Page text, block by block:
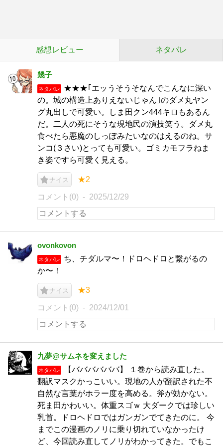
感想レビュー ネタバレ
幾子
ネタバレ
★★★｢エッうそうそなんでこんなに深い
の。城の構造上ありえないじゃん｣のダメ丸ヤン
グ丸出しで可愛い。しま田クン444キロもあるん
だ。二人の死にそうな現地民の演技笑う。ダメ丸
食べたら悪魔のしっぽみたいなのはえるのね。サ
ンコ(３さい)とっても可愛い。ゴミカモフラねま
き姿ですら可愛く見える。
ナイス ★2
コメント(0) 2025/12/29
ovonkovon
ネタバレ
ち、チダルマ〜！ドロヘドロと繋がるの
か〜！
ナイス ★3
コメント(0) 2024/12/01
九夢@サムネを変えました
ネタバレ
【ババババババ】 １巻から読み直した。
翻訳マスクかっこいい。現地の人が翻訳された不
自然な言葉がホラー度を高める。斧が効かない。
死ま田かわいい。体重スゴｗ 大ダークでは珍しい
乳首。ドロヘドロではガンガンでてきたのに。 今
までこの漫画のノリに乗り切れていなかったけ
ど、今回読み直してノリがわかってきた。でもこ